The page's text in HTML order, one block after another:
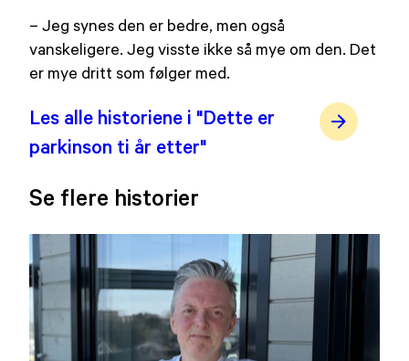
– Jeg synes den er bedre, men også
vanskeligere. Jeg visste ikke så mye om den. Det
er mye dritt som følger med.
Les alle historiene i "Dette er
parkinson ti år etter"
Se flere historier